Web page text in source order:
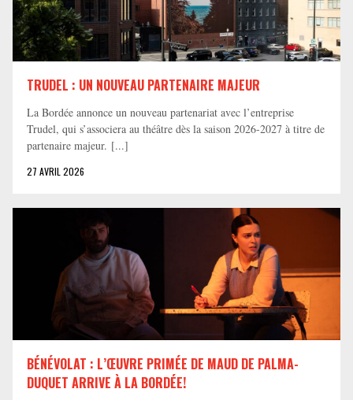
TRUDEL : UN NOUVEAU PARTENAIRE MAJEUR
La Bordée annonce un nouveau partenariat avec l’entreprise
Trudel, qui s’associera au théâtre dès la saison 2026-2027 à titre de
partenaire majeur. [...]
27 AVRIL 2026
BÉNÉVOLAT : L’ŒUVRE PRIMÉE DE MAUD DE PALMA-
DUQUET ARRIVE À LA BORDÉE!